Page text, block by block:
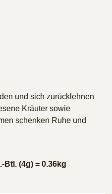
und sich zurücklehnen
Kräuter sowie
schenken Ruhe und
Btl. (4g) = 0.36kg